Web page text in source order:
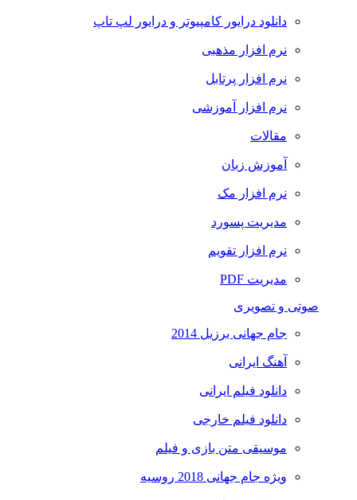
دانلود درایور کامپیوتر و درایور لپ تاپ
نرم افزار مذهبی
نرم افزار پرتابل
نرم افزار آموزشی
مقالات
آموزش زبان
نرم افزار مک
مدیریت پسورد
نرم افزار تقویم
مدیریت PDF
صوتی و تصویری
جام جهانی برزیل 2014
آهنگ ایرانی
دانلود فیلم ایرانی
دانلود فیلم خارجی
موسیقی متن بازی و فیلم
ویژه جام جهانی 2018 روسیه